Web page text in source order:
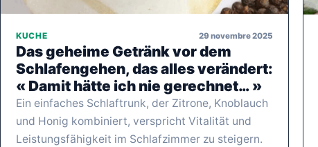
KUCHE 29 novembre 2025
Das geheime Getränk vor dem
Schlafengehen, das alles verändert:
« Damit hätte ich nie gerechnet… »
Ein einfaches Schlaftrunk, der Zitrone, Knoblauch
und Honig kombiniert, verspricht Vitalität und
Leistungsfähigkeit im Schlafzimmer zu steigern.